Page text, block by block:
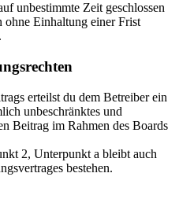
unbestimmte Zeit geschlossen
ohne Einhaltung einer Frist
erteilst du dem Betreiber ein
unbeschränktes und
Beitrag im Rahmen des Boards
2, Unterpunkt a bleibt auch
bestehen.